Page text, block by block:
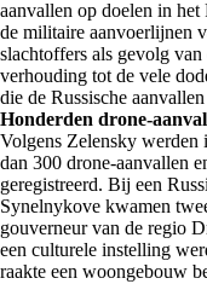
aanvallen op doelen in
de militaire aanvoerlijnen
slachtoffers als gevolg van
verhouding tot de vele
die de Russische
Honderden drone-
Volgens Zelensky werden
dan 300 drone-aanvallen
geregistreerd. Bij een
Synelnykove kwamen
gouverneur van de regio
een culturele instelling
raakte een woongebouw